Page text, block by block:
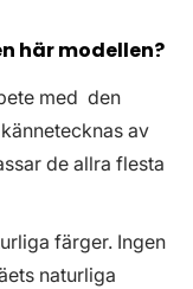
här modellen?
med den
av
de allra flesta
färger. Ingen
naturliga